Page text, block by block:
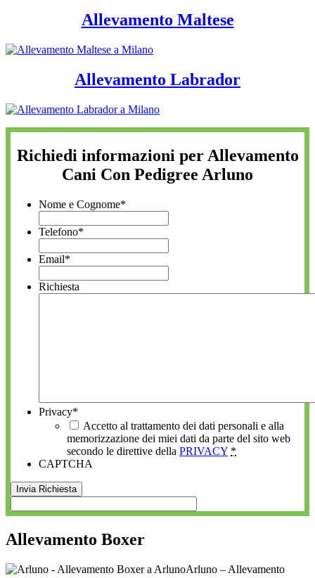
Allevamento Maltese
Allevamento Labrador
Richiedi informazioni per Allevamento
Cani Con Pedigree Arluno
Nome e Cognome*
Telefono*
Email*
Richiesta
Privacy*
Accetto al trattamento dei dati personali e alla
memorizzazione dei miei dati da parte del sito web
secondo le direttive della PRIVACY *
CAPTCHA
Allevamento Boxer
Arluno – Allevamento